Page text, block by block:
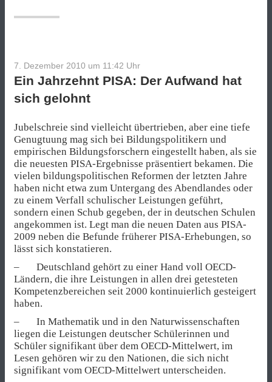
7. Dezember 2010 um 11:42 Uhr
Ein Jahrzehnt PISA: Der Aufwand hat
sich gelohnt
Jubelschreie sind vielleicht übertrieben, aber eine tiefe
Genugtuung mag sich bei Bildungspolitikern und
empirischen Bildungsforschern eingestellt haben, als sie
die neuesten PISA-Ergebnisse präsentiert bekamen. Die
vielen bildungspolitischen Reformen der letzten Jahre
haben nicht etwa zum Untergang des Abendlandes oder
zu einem Verfall schulischer Leistungen geführt,
sondern einen Schub gegeben, der in deutschen Schulen
angekommen ist. Legt man die neuen Daten aus PISA-
2009 neben die Befunde früherer PISA-Erhebungen, so
lässt sich konstatieren.
– Deutschland gehört zu einer Hand voll OECD-
Ländern, die ihre Leistungen in allen drei getesteten
Kompetenzbereichen seit 2000 kontinuierlich gesteigert
haben.
– In Mathematik und in den Naturwissenschaften
liegen die Leistungen deutscher Schülerinnen und
Schüler signifikant über dem OECD-Mittelwert, im
Lesen gehören wir zu den Nationen, die sich nicht
signifikant vom OECD-Mittelwert unterscheiden.